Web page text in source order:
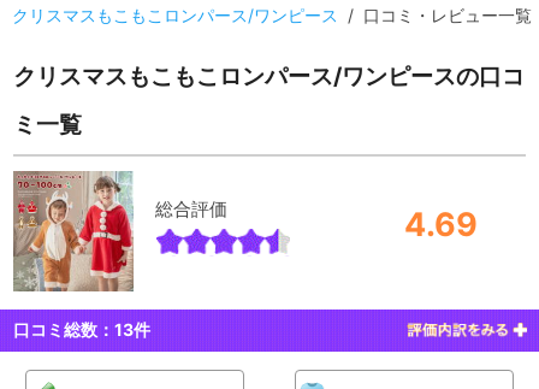
クリスマスもこもこロンパース/ワンピース
/ 口コミ・レビュー一覧
クリスマスもこもこロンパース/ワンピースの口コ
ミ一覧
総合評価 4.69
口コミ総数：13件